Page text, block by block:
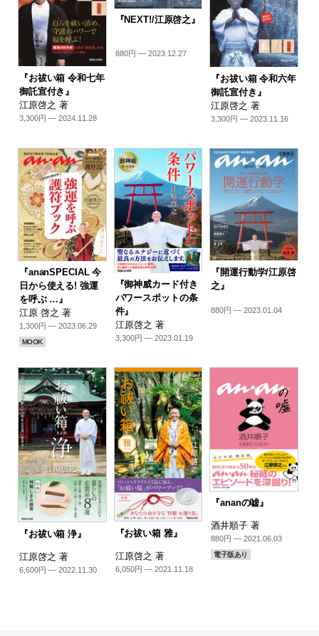
『お祓い箱 令和七年
御託宣付き』
江原啓之 著
3,300円 — 2024.11.28
『NEXT!/江原啓之』
880円 — 2023.12.27
『お祓い箱 令和六年
御託宣付き』
江原啓之 著
3,300円 — 2023.11.16
『ananSPECIAL 今
日から使える! 強運
を呼ぶ …』
江原 啓之 著
1,300円 — 2023.06.29
MOOK
『御神威カード付き
パワースポットの条
件』
江原啓之 著
3,300円 — 2023.01.19
『開運行動学/江原啓
之』
880円 — 2023.01.04
『お祓い箱 浄』
江原啓之 著
6,600円 — 2022.11.30
『お祓い箱 雅』
江原啓之 著
6,050円 — 2021.11.18
『ananの嘘』
酒井順子 著
880円 — 2021.06.03
電子版あり